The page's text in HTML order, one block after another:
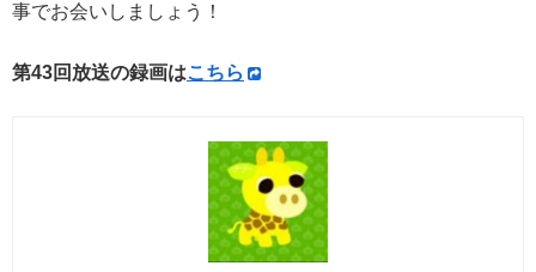
事でお会いしましょう！
第43回放送の録画はこちら